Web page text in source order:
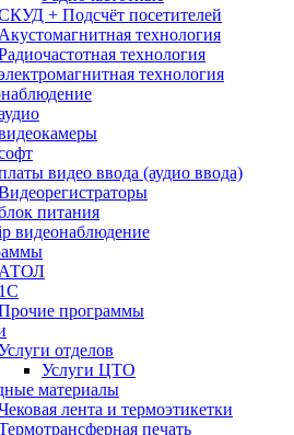
+ Подсчёт посетителей
Акустомагнитная технология
технология
технология
видео ввода (аудио ввода)
питания
видеонаблюдение
АТОЛ
1С
программы
отделов
Услуги ЦТО
материалы
лента и термоэтикетки
печать